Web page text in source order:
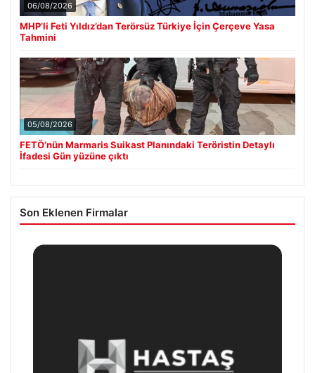
06/08/2026
MHP’li Feti Yıldız’dan Terörsüz Türkiye İçin Çerçeve Yasa
Tahmini
05/08/2026
FETÖ’nün Marmaris Suikast Planındaki Teröristin Detaylı
İfadesi Gün yüzüne çıktı
Son Eklenen Firmalar